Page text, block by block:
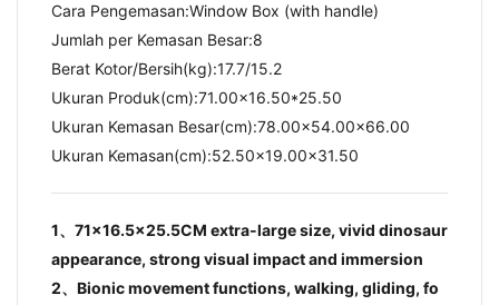
Cara Pengemasan:Window Box (with handle)
Jumlah per Kemasan Besar:8
Berat Kotor/Bersih(kg):17.7/15.2​
Ukuran Produk(cm):71.00x16.50*25.50
Ukuran Kemasan Besar(cm):78.00x54.00x66.00
Ukuran Kemasan(cm):52.50x19.00x31.50
1、71×16.5×25.5CM extra-large size, vivid dinosaur
appearance, strong visual impact and immersion
2、Bionic movement functions, walking, gliding, fo